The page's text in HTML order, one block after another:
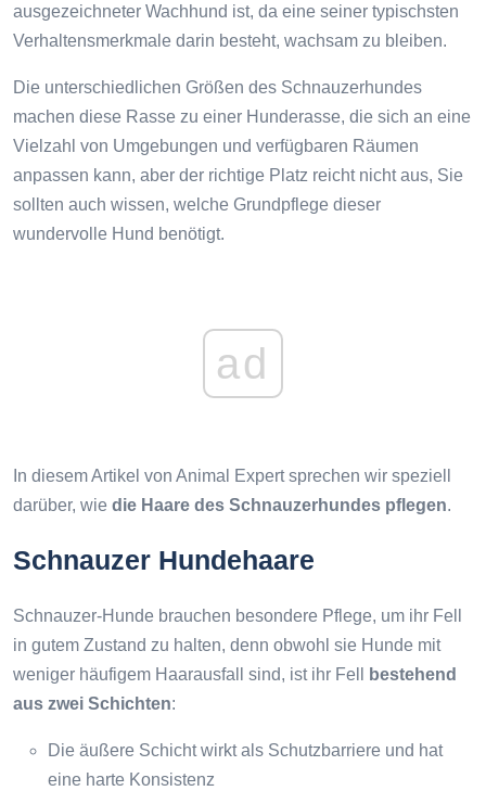
ausgezeichneter Wachhund ist, da eine seiner typischsten
Verhaltensmerkmale darin besteht, wachsam zu bleiben.
Die unterschiedlichen Größen des Schnauzerhundes
machen diese Rasse zu einer Hunderasse, die sich an eine
Vielzahl von Umgebungen und verfügbaren Räumen
anpassen kann, aber der richtige Platz reicht nicht aus, Sie
sollten auch wissen, welche Grundpflege dieser
wundervolle Hund benötigt.
ad
In diesem Artikel von Animal Expert sprechen wir speziell
darüber, wie die Haare des Schnauzerhundes pflegen.
Schnauzer Hundehaare
Schnauzer-Hunde brauchen besondere Pflege, um ihr Fell
in gutem Zustand zu halten, denn obwohl sie Hunde mit
weniger häufigem Haarausfall sind, ist ihr Fell
bestehend
aus zwei Schichten:
Die äußere Schicht wirkt als Schutzbarriere und hat
eine harte Konsistenz